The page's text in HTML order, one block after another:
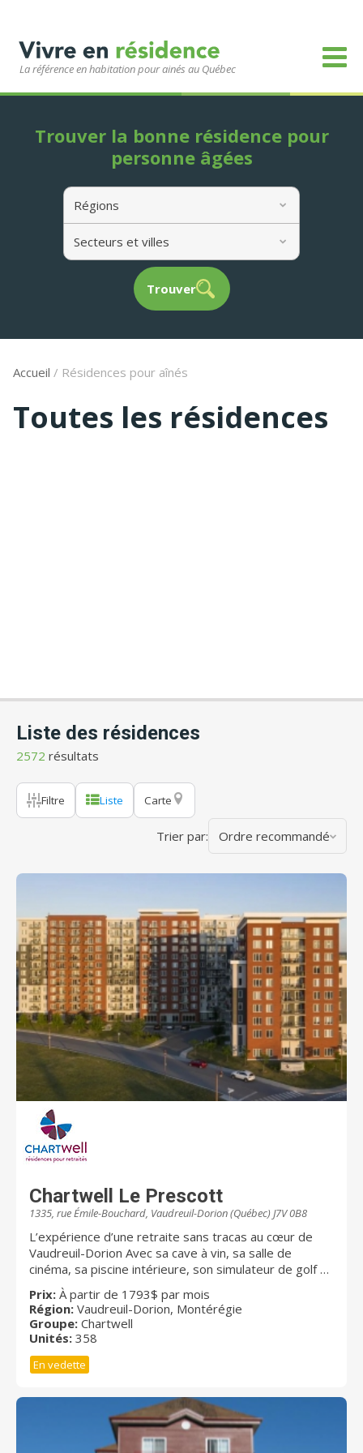
La référence en habitation pour ainés au Québec
Régions
Secteurs et villes
Trouver
Trouver la bonne résidence pour
personne âgées
Accueil / Résidences pour aînés
Toutes les résidences
Liste des résidences
2572 résultats
Filtre Liste Carte
Trier par: Ordre recommandé
Chartwell Le Prescott
1335, rue Émile-Bouchard, Vaudreuil-Dorion (Québec) J7V 0B8
L’expérience d’une retraite sans tracas au cœur de
Vaudreuil-Dorion Avec sa cave à vin, sa salle de
cinéma, sa piscine intérieure, son simulateur de golf et
son café Internet, Chartwell Le Prescott donne autant
d’occasions aux résidents de socialiser entre eux que
de se détendre dans un environnement paisible.
Notre résidence vous offre un vaste choix de studios
délicieux et nutritifs sont servis au quotidien dans
procurant ainsi des moments de répit pour savourer
les plaisirs de table sans aucune tâche à accomplir.
Nous proposons également un service d’entretien
ménager mensuel et des services additionnels pour
Prix: À partir de 1793$ par mois
Région: Vaudreuil-Dorion, Montérégie
Groupe: Chartwell
Unités: 358
En vedette